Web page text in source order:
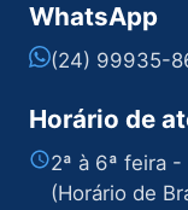
WhatsApp
(24) 99935-
Horário de
2ª à 6ª feira
(Horário de